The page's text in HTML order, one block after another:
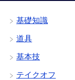
基礎知識
道具
基本技
テイクオフ